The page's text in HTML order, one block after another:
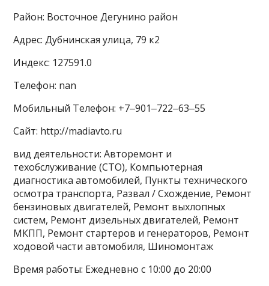
Район: Восточное Дегунино район
Адрес: Дубнинская улица, 79 к2
Индекс: 127591.0
Телефон: nan
Мобильный Телефон: +7‒901‒722‒63‒55
Сайт: http://madiavto.ru
вид деятельности: Авторемонт и
техобслуживание (СТО), Компьютерная
диагностика автомобилей, Пункты технического
осмотра транспорта, Развал / Схождение, Ремонт
бензиновых двигателей, Ремонт выхлопных
систем, Ремонт дизельных двигателей, Ремонт
МКПП, Ремонт стартеров и генераторов, Ремонт
ходовой части автомобиля, Шиномонтаж
Время работы: Ежедневно с 10:00 до 20:00